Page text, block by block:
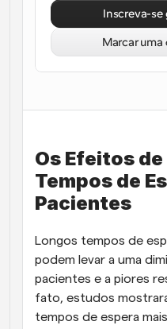
Fluxos de trabalho
Automatizar
Blogue
Reunião com clientes
Links de Grupo
Agende reuniões de
Webhooks
Os Efeitos
Tempos de
Pacientes
Longos tempos de
podem levar a uma
pacientes e a piores
fato, estudos
tempos de espera
Inscreva-
Marcar